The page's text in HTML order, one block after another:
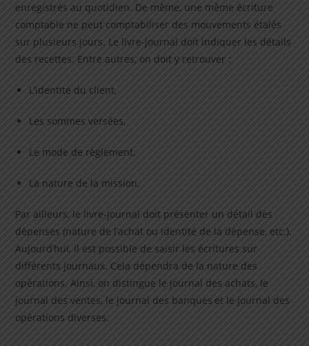
enregistrés au quotidien. De même, une même écriture
comptable ne peut comptabiliser des mouvements étalés
sur plusieurs jours. Le livre-journal doit indiquer les détails
des recettes. Entre autres, on doit y retrouver :
L’identité du client,
Les sommes versées,
Le mode de règlement,
La nature de la mission.
Par ailleurs, le livre-journal doit présenter un détail des
dépenses (nature de l’achat ou identité de la dépense, etc.).
Aujourd’hui, il est possible de saisir les écritures sur
différents journaux. Cela dépendra de la nature des
opérations. Ainsi, on distingue le journal des achats, le
journal des ventes, le journal des banques et le journal des
opérations diverses.